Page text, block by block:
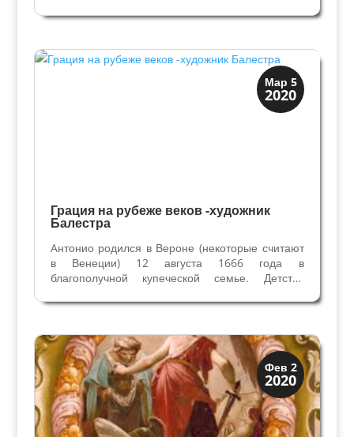
– в Вероне родился Алессандро, старший сын в
Мар 5
2020
Грация на рубеже веков -художник
Балестра
Aнтонио родился в Вероне (некоторые считают
в Венеции) 12 августа 1666 года в
благополучной купеческой семье. Детство
семнадцать лет начал интересоваться
посредственного местного...
Фев 2
2020
Виллы и дворцы
Искусство